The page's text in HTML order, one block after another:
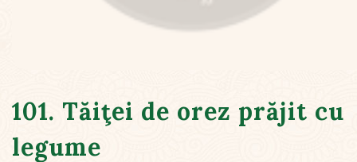
101. Tăiţei de orez prăjit cu
legume